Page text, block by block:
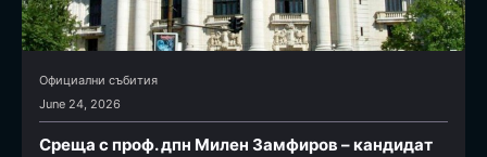
Официални събития
June 24, 2026
Среща с проф. дпн Милен Замфиров – кандидат